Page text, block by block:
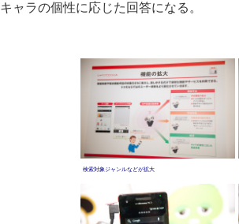
キャラの個性に応じた回答になる。
検索対象ジャンルなどが拡大